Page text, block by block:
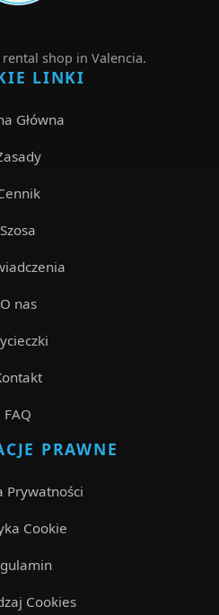
shop in Valencia.
LINKI
Główna
Szosa
O nas
FAQ
PRAWNE
Prywatności
Cookie
Cookies